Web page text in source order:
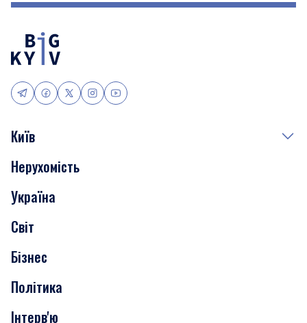
Київ
Події
Скандали
Нерухомість
Транспорт
Нерухомість
Україна
Світ
Бізнес
Політика
Інтерв'ю